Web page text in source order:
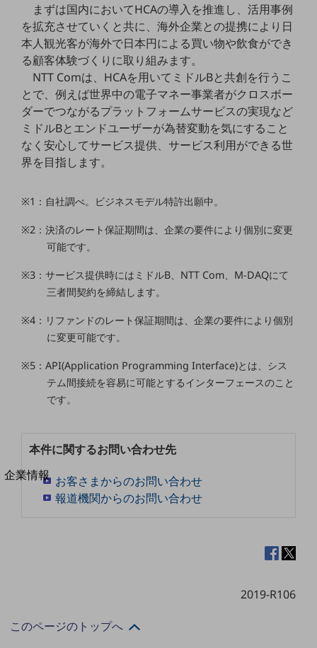
セキュリティ
その他のお悩みはこちら
業界から見つける
業界から見つけるTOP
製造業
小売・卸売業
運輸業
地域産業
その他の業界はこちら
ゲーム感覚で見つける
NTTドコモビジネス
オンラインショップ
モバイル・ICTサービスをオンラインで
相談・申し込みができるバーチャルショップ
法人向けモバイルトップ
サービス・商品を探す
新規会員登録/ログインはこちら
100回線以上のお問い合わせ・お見積りはこちら
別ウィンドウで開きます
企業情報
企業情報TOP
事業拠点
まずは国内においてHCAの導入を推進し、活用事例
を拡充させていくと共に、海外企業との提携により日
本人観光客が海外で日本円による買い物や飲食ができ
る顧客体験づくりに取り組みます。
NTT Comは、HCAを用いてミドルBと共創を行うこ
とで、例えば世界中の電子マネー事業者がクロスボー
ダーでつながるプラットフォームサービスの実現など
ミドルBとエンドユーザーが為替変動を気にすること
なく安心してサービス提供、サービス利用ができる世
界を目指します。
※1：自社調べ。ビジネスモデル特許出願中。
※2：決済のレート保証期間は、企業の要件により個別に変更
可能です。
※3：サービス提供時にはミドルB、NTT Com、M-DAQにて
三者間契約を締結します。
※4：リファンドのレート保証期間は、企業の要件により個別
に変更可能です。
※5：API(Application Programming Interface)とは、シス
テム間接続を容易に可能とするインターフェースのこと
です。
本件に関するお問い合わせ先
お客さまからのお問い合わせ
報道機関からのお問い合わせ
2019-R106
このページのトップへ